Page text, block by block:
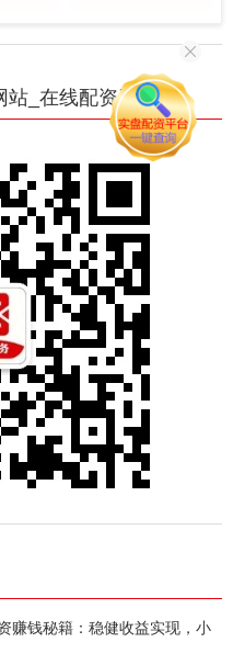
站_在线配资开户
赚钱秘籍：稳健收益实现，小